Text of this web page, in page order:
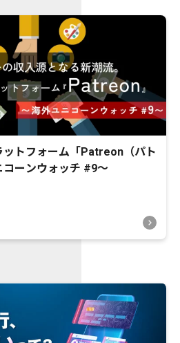
ットフォーム「Patreon（パト
コーンウォッチ #9〜